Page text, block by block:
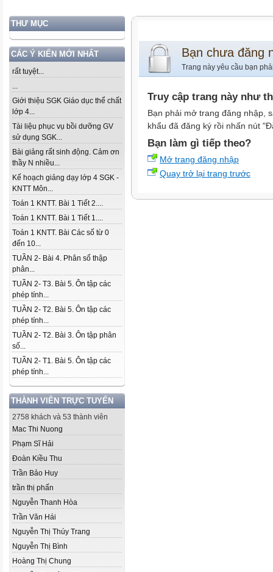
THƯ MỤC
CÁC Ý KIẾN MỚI NHẤT
rất tuyệt...
...
Giới thiệu SGK Giáo dục thể chất
lớp 4...
Tài liệu phục vụ bồi dưỡng GV
sử dụng SGK...
Bài giảng rất sinh động. Cảm ơn
thầy N nhiều...
Kế hoạch giảng dạy lớp 4 SGK -
KNTT Môn...
Toán 1 KNTT. Bài 1 Tiết 2....
Toán 1 KNTT. Bài 1 Tiết 1....
Toán 1 KNTT. Bài Các số từ 0
đến 10...
TUẦN 2- Bài 4. Phân số thập
phân...
TUẦN 2- T3. Bài 5. Ôn tập các
phép tính...
TUẦN 2- T2. Bài 5. Ôn tập các
phép tính...
TUẦN 2- T2. Bài 3. Ôn tập phân
số...
TUẦN 2- T1. Bài 5. Ôn tập các
phép tính...
THÀNH VIÊN TRỰC TUYẾN
2758 khách và 53 thành viên
Mac Thi Nuong
Phạm Sĩ Hải
Đoàn Kiều Thu
Trần Bảo Huy
trần thị phấn
Nguyễn Thanh Hòa
Trần Văn Hái
Nguyễn Thị Thúy Trang
Nguyễn Thị Bình
Hoàng Thị Chung
Bạn chưa đăng
Trang này yêu cầu bạn
Truy cập trang này như
Bạn phải mở trang đăng nhập,
khẩu đã đăng ký rồi nhấn nút
Bạn làm gì tiếp theo?
Mở trang đăng nhập
Quay trở lại trang trước